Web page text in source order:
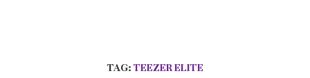
TAG: TEEZER ELITE